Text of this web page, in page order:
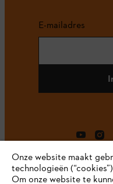
E-mailadres
Onze website maakt
technologieën
Om onze website te